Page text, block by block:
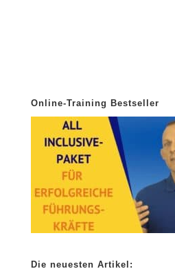
Online-Training Bestseller
Die neuesten Artikel: